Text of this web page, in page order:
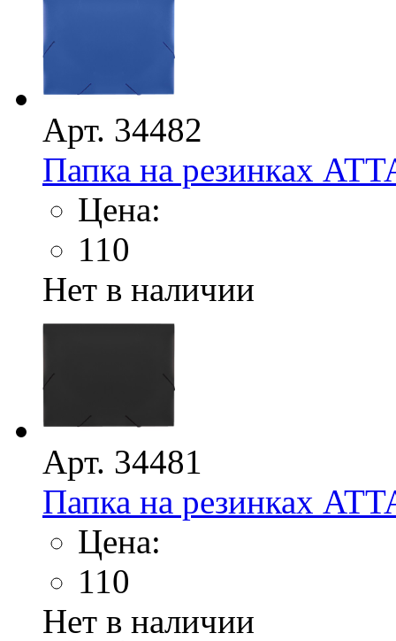
Арт. 34482
Папка на резинках
Цена:
110
Нет в наличии
Арт. 34481
Папка на резинках
Цена:
110
Нет в наличии